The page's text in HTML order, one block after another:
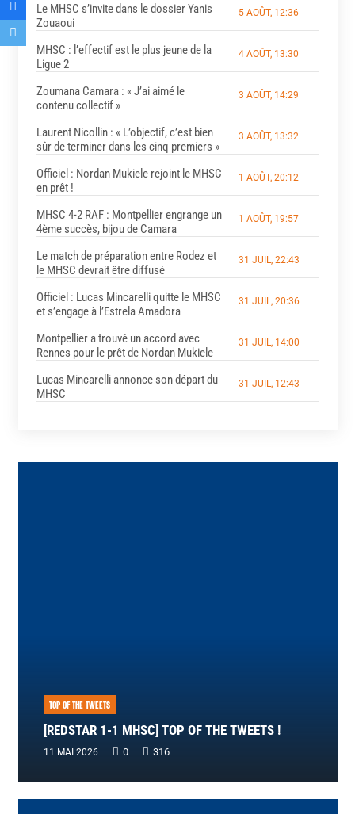
Le MHSC s’invite dans le dossier Yanis
Zouaoui
5 AOÛT, 12:36
MHSC : l’effectif est le plus jeune de la
Ligue 2
4 AOÛT, 13:30
Zoumana Camara : « J’ai aimé le
contenu collectif »
3 AOÛT, 14:29
Laurent Nicollin : « L’objectif, c’est bien
sûr de terminer dans les cinq premiers »
3 AOÛT, 13:32
Officiel : Nordan Mukiele rejoint le MHSC
en prêt !
1 AOÛT, 20:12
MHSC 4-2 RAF : Montpellier engrange un
4ème succès, bijou de Camara
1 AOÛT, 19:57
Le match de préparation entre Rodez et
le MHSC devrait être diffusé
31 JUIL, 22:43
Officiel : Lucas Mincarelli quitte le MHSC
et s’engage à l’Estrela Amadora
31 JUIL, 20:36
Montpellier a trouvé un accord avec
Rennes pour le prêt de Nordan Mukiele
31 JUIL, 14:00
Lucas Mincarelli annonce son départ du
MHSC
31 JUIL, 12:43
TOP OF THE TWEETS
[REDSTAR 1-1 MHSC] TOP OF THE TWEETS !
11 MAI 2026 0 316